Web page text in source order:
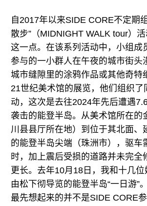
自2017年以来SIDE CORE不定期
散步”（MIDNIGHT WALK tour）
这一点。在该系列活动中，小组成
参与的一小群人在午夜的城市街头
城市缝隙里的涂鸦作品或其他奇特
21世纪美术馆的展览，他们组织了
动，这次是去往2024年先后遭遇
袭击的能登半岛。从美术馆所在的
川县县厅所在地）到位于其北面、
的能登半岛尖端（珠洲市），驱车
时，加上震后受损的道路并未完全
更长。去年10月18日，我和十几
由松下彻导览的能登半岛“一日游”
最先想起来的并不是SIDE CORE